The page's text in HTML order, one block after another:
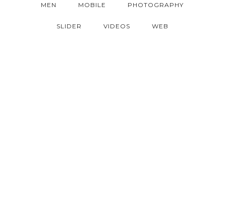
MEN MOBILE PHOTOGRAPHY
SLIDER VIDEOS WEB